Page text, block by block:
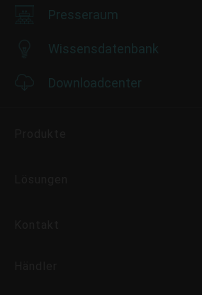
Presseraum
Wissensdatenbank
Downloadcenter